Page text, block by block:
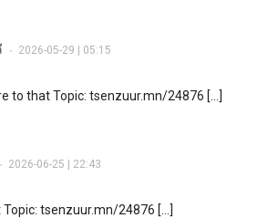
• 2026-05-29 | 05:15
to that Topic: tsenzuur.mn/24876 […]
• 2026-06-25 | 22:43
tsenzuur.mn/24876 […]